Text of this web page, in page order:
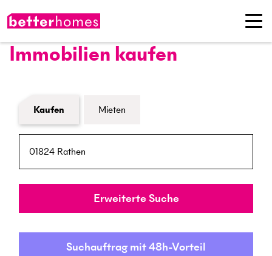
Immobilien kaufen
Formular Immobiliensuche
Kaufen Mieten
PLZ / Ort
Umkreis
Erweiterte Suche
Suchauftrag mit 48h-Vorteil